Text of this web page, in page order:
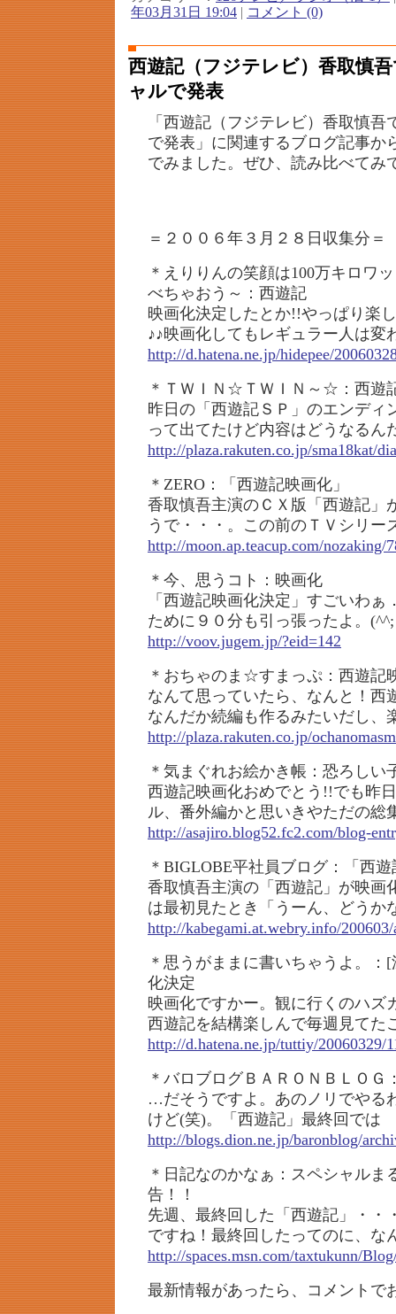
年03月31日 19:04 | コメント (0)
西遊記（フジテレビ）香取慎
ャルで発表
「西遊記（フジテレビ）香取慎
で発表」に関連するブログ記事か
でみました。ぜひ、読み比べてみ
＝２００６年３月２８日収集分＝
＊えりりんの笑顔は100万キロワ
べちゃおう～：西遊記
映画化決定したとか!!やっぱり楽
♪♪映画化してもレギュラー人は変
http://d.hatena.ne.jp/hidepee/
＊ＴＷＩＮ☆ＴＷＩＮ～☆：西
昨日の「西遊記ＳＰ」のエンディ
って出てたけど内容はどうなるん
http://plaza.rakuten.co.jp/sma18kat/
＊ZERO：「西遊記映画化」
香取慎吾主演のＣＸ版「西遊記」
うで・・・。この前のＴＶシリー
http://moon.ap.teacup.com/nozaking/
＊今、思うコト：映画化
「西遊記映画化決定」すごいわ
ために９０分も引っ張ったよ。(^^;
http://voov.jugem.jp/?eid=142
＊おちゃのま☆すまっぷ：西遊記
なんて思っていたら、なんと！西
なんだか続編も作るみたいだし、
http://plaza.rakuten.co.jp/
＊気まぐれお絵かき帳：恐ろし
西遊記映画化おめでとう!!でも昨
ル、番外編かと思いきやただの総
http://asajiro.blog52.fc2.com/blog-
＊BIGLOBE平社員ブログ：「西
香取慎吾主演の「西遊記」が映画
は最初見たとき「うーん、どうか
http://kabegami.at.webry.info/
＊思うがままに書いちゃうよ。：
化決定
映画化ですかー。観に行くのハズ
西遊記を結構楽しんで毎週見てた
http://d.hatena.ne.jp/tuttiy/20060329/
＊バロブログＢＡＲＯＮＢＬＯ
…だそうですよ。あのノリでやる
けど(笑)。「西遊記」最終回では
http://blogs.dion.ne.jp/baronblog/
＊日記なのかなぁ：スペシャルま
告！！
先週、最終回した「西遊記」・・
ですね！最終回したってのに、な
http://spaces.msn.com/taxtukunn/
最新情報があったら、コメントで